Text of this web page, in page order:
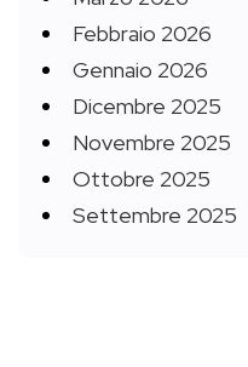
Febbraio 2026
Gennaio 2026
Dicembre 2025
Novembre 2025
Ottobre 2025
Settembre 2025